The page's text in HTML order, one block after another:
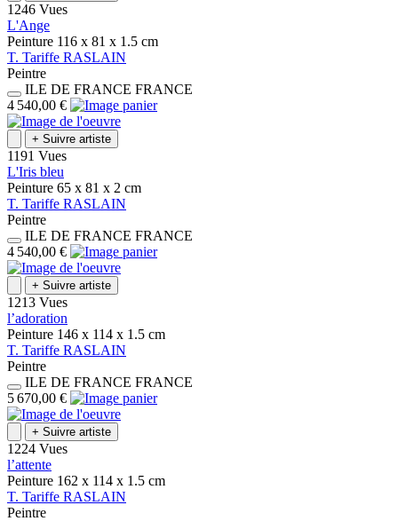
1246 Vues
L'Ange
Peinture 116 x 81 x 1.5 cm
T. Tariffe RASLAIN
Peintre
ILE DE FRANCE FRANCE
4 540,00 €
+ Suivre artiste
1191 Vues
L'Iris bleu
Peinture 65 x 81 x 2 cm
T. Tariffe RASLAIN
Peintre
ILE DE FRANCE FRANCE
4 540,00 €
+ Suivre artiste
1213 Vues
l’adoration
Peinture 146 x 114 x 1.5 cm
T. Tariffe RASLAIN
Peintre
ILE DE FRANCE FRANCE
5 670,00 €
+ Suivre artiste
1224 Vues
l’attente
Peinture 162 x 114 x 1.5 cm
T. Tariffe RASLAIN
Peintre